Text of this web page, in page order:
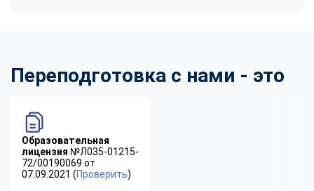
Переподготовка с нами - это
Образовательная
лицензия №Л035-01215-
72/00190069 от
07.09.2021 (Проверить)